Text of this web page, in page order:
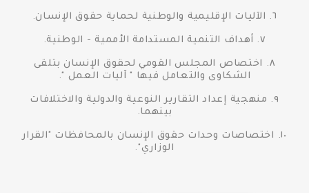
٦. الآليات الإقليمية والوطنية لحماية حقوق الإنسان.
٧. أهداف التنمية المستدامة الأممية - الوطنية.
٨. اختصاص المجلس القومي لحقوق الإنسان بتلقى
الشكاوى والتعامل فيها " آليات العمل ".
٩. منهجية إعداد التقارير النوعية والدولية والاختلافات
بينهما.
١٠. اختصاصات وحدات حقوق الإنسان بالمحافظات "القرار
الوزاري".